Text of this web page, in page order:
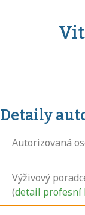
Detaily
Autorizovaná
Výživový
(detail profesní